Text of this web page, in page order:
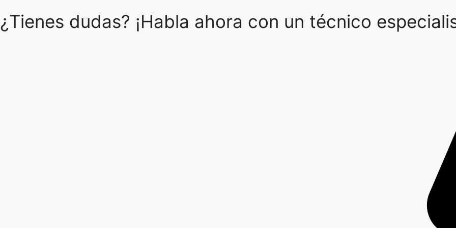
¿Tienes dudas? ¡Habla ahora con un técnico